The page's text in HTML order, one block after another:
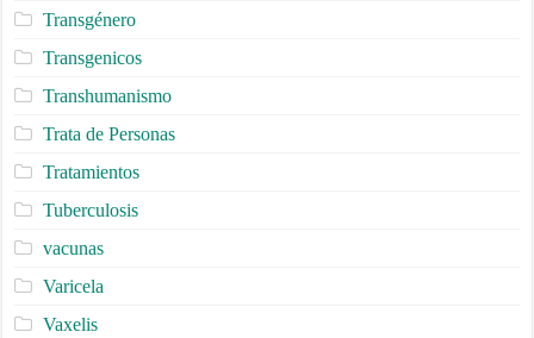
Transgénero
Transgenicos
Transhumanismo
Trata de Personas
Tratamientos
Tuberculosis
vacunas
Varicela
Vaxelis